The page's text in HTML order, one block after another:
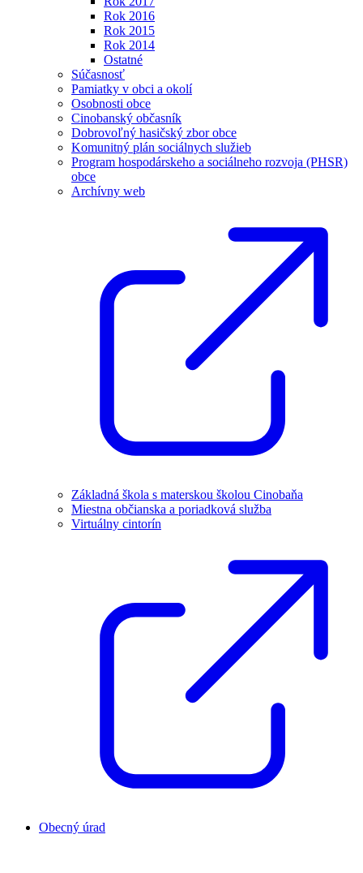
Rok 2016
Rok 2015
Rok 2014
Ostatné
Súčasnosť
Pamiatky v obci a okolí
Osobnosti obce
Cinobanský občasník
Dobrovoľný hasičský zbor obce
Komunitný plán sociálnych služieb
Program hospodárskeho a sociálneho rozvoja (PHSR)
obce
Archívny web
Základná škola s materskou školou Cinobaňa
Miestna občianska a poriadková služba
Virtuálny cintorín
Obecný úrad